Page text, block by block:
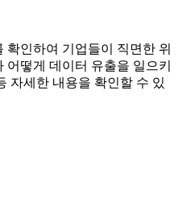
확인하여 기업들이 직면한 위
떻게 데이터 유출을 일으키
자세한 내용을 확인할 수 있